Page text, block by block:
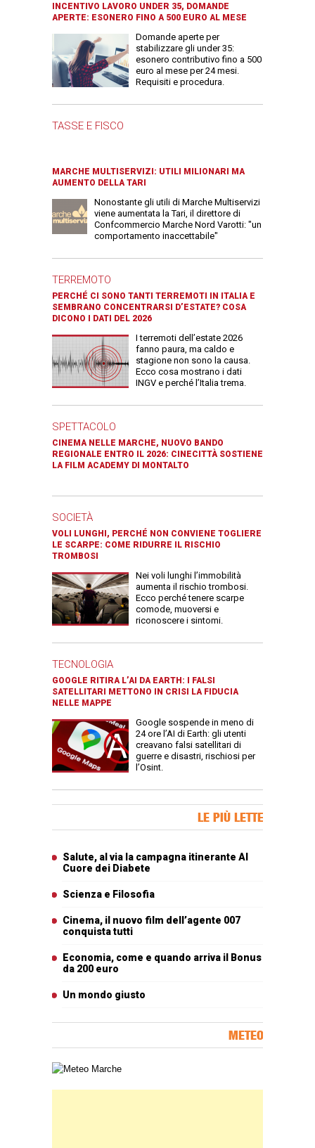
INCENTIVO LAVORO UNDER 35, DOMANDE
APERTE: ESONERO FINO A 500 EURO AL MESE
Domande aperte per
stabilizzare gli under 35:
esonero contributivo fino a 500
euro al mese per 24 mesi.
Requisiti e procedura.
TASSE E FISCO
MARCHE MULTISERVIZI: UTILI MILIONARI MA
AUMENTO DELLA TARI
Nonostante gli utili di Marche Multiservizi
viene aumentata la Tari, il direttore di
Confcommercio Marche Nord Varotti: "un
comportamento inaccettabile"
TERREMOTO
PERCHÉ CI SONO TANTI TERREMOTI IN ITALIA E
SEMBRANO CONCENTRARSI D’ESTATE? COSA
DICONO I DATI DEL 2026
I terremoti dell’estate 2026
fanno paura, ma caldo e
stagione non sono la causa.
Ecco cosa mostrano i dati
INGV e perché l’Italia trema.
SPETTACOLO
CINEMA NELLE MARCHE, NUOVO BANDO
REGIONALE ENTRO IL 2026: CINECITTÀ SOSTIENE
LA FILM ACADEMY DI MONTALTO
SOCIETÀ
VOLI LUNGHI, PERCHÉ NON CONVIENE TOGLIERE
LE SCARPE: COME RIDURRE IL RISCHIO
TROMBOSI
Nei voli lunghi l’immobilità
aumenta il rischio trombosi.
Ecco perché tenere scarpe
comode, muoversi e
riconoscere i sintomi.
TECNOLOGIA
GOOGLE RITIRA L’AI DA EARTH: I FALSI
SATELLITARI METTONO IN CRISI LA FIDUCIA
NELLE MAPPE
Google sospende in meno di
24 ore l’AI di Earth: gli utenti
creavano falsi satellitari di
guerre e disastri, rischiosi per
l’Osint.
LE PIÙ LETTE
Salute, al via la campagna itinerante Al
Cuore dei Diabete
Scienza e Filosofia
Cinema, il nuovo film dell’agente 007
conquista tutti
Economia, come e quando arriva il Bonus
da 200 euro
Un mondo giusto
METEO
Carta meteorologica delle Marche